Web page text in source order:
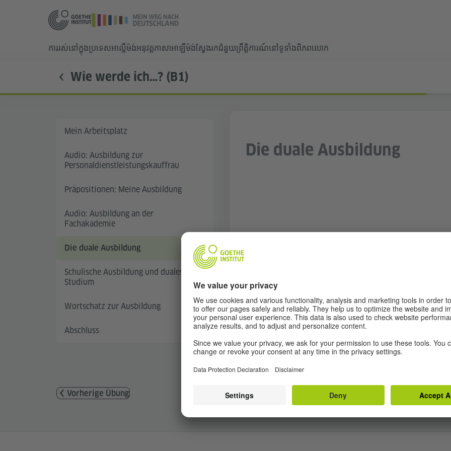
ការរស់នៅក្នុងប្រទេសអាល្លឺម៉ង់អនុវត្តភាសាអាឡឺម៉ង់ស្វែងរកជំនួយព្រឹត្តិការណ៍នៅទូទាំងពិភពលោក
Wie werde ich…? (B1)
Mein Arbeitsplatz
Audio: Ausbildung zur
Personaldienstleistungskauffrau
Präpositionen: Meine Ausbildung
Audio: Ausbildung an der
Fachakademie
Die duale Ausbildung
Schulische Ausbildung und duales
Studium
Wortschatz zur Ausbildung
Abschluss
Die duale Ausbildung
Vorherige Übung